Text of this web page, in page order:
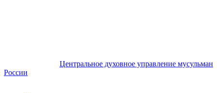
Центральное духовное управление мусульман
России